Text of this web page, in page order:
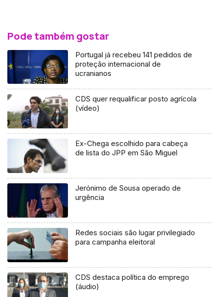
Pode também gostar
Portugal já recebeu 141 pedidos de
proteção internacional de
ucranianos
CDS quer requalificar posto agrícola
(vídeo)
Ex-Chega escolhido para cabeça
de lista do JPP em São Miguel
Jerónimo de Sousa operado de
urgência
Redes sociais são lugar privilegiado
para campanha eleitoral
CDS destaca política do emprego
(áudio)